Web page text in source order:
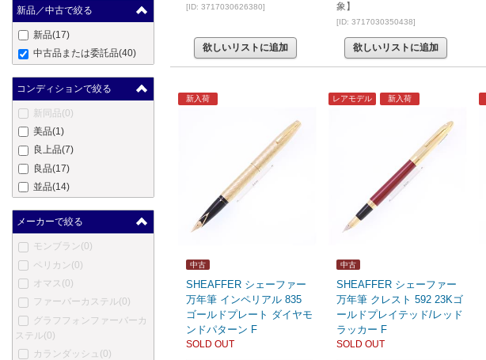
[ID: 3717030626380]
欲しいリストに追加
象】
[ID: 3717030350438]
欲しいリストに追加
中古
新入荷
SHEAFFER シェーファー
万年筆 インペリアル 835
ゴールドプレート ダイヤモ
ンドパターン F
SOLD OUT
中古
レアモデル 新入荷
SHEAFFER シェーファー
万年筆 クレスト 592 23Kゴ
ールドプレイテッド/レッド
ラッカー F
SOLD OUT
新品／中古で絞る
新品(17)
中古品または委託品(40)
コンディションで絞る
新同品(0)
美品(1)
良上品(7)
良品(17)
並品(14)
メーカーで絞る
モンブラン (0)
ペリカン (0)
オマス (0)
ファーバーカステル(0)
グラフフォンファーバーカ
ステル(0)
カランダッシュ (0)